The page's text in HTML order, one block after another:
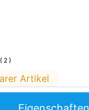
( 2 )
Artikel